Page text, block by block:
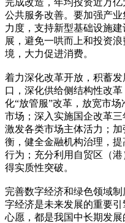
公共服务改善。要加强产
力度，支持新型基础设施
展，避免一哄而上和投资
境，大力促进消费。
着力深化改革开放，积蓄
口，深化供给侧结构性改
化“放管服”改革，放宽市
市场；深入实施国企改革
激发各类市场主体活力；
衡，健全金融机构治理，
行为；充分利用自贸区（
得实质性突破。
完善数字经济和绿色领域
字经济是未来发展的重要
心愿，都是我国中长期发